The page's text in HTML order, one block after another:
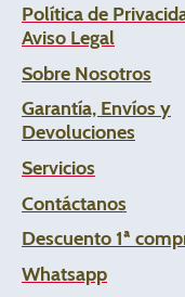
Política de
Aviso Legal
Sobre Nosotros
Garantía, Envíos y
Devoluciones
Servicios
Contáctanos
Descuento 1ª
Whatsapp